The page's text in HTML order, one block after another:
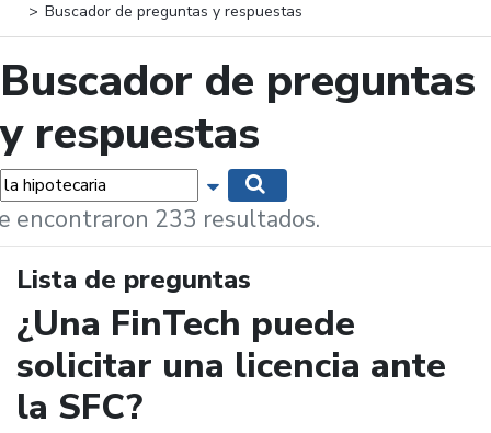
Buscador de preguntas y respuestas
Buscador de preguntas
y respuestas
Mostrar opciones de búsqueda
encontraron 233 resultados.
Lista de preguntas
¿Una FinTech puede
solicitar una licencia ante
la SFC?